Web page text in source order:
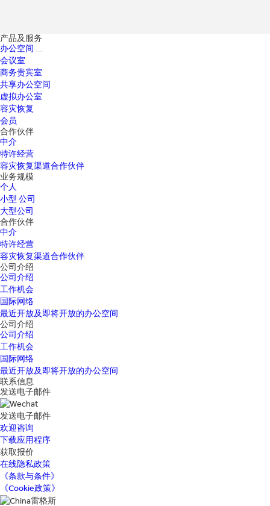
产品及服务
办公空间
会议室
商务贵宾室
共享办公空间
虚拟办公室
容灾恢复
会员
合作伙伴
中介
特许经营
容灾恢复渠道合作伙伴
业务规模
个人
小型 公司
大型公司
合作伙伴
中介
特许经营
容灾恢复渠道合作伙伴
公司介绍
公司介绍
工作机会
国际网络
最近开放及即将开放的办公空间
公司介绍
公司介绍
工作机会
国际网络
最近开放及即将开放的办公空间
联系信息
发送电子邮件
发送电子邮件
欢迎咨询
下载应用程序
获取报价
在线隐私政策
《条款与条件》
《Cookie政策》